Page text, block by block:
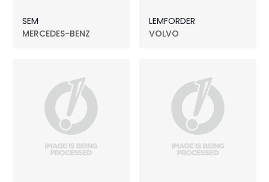
SEM
MERCEDES-BENZ
LEMFORDER
VOLVO